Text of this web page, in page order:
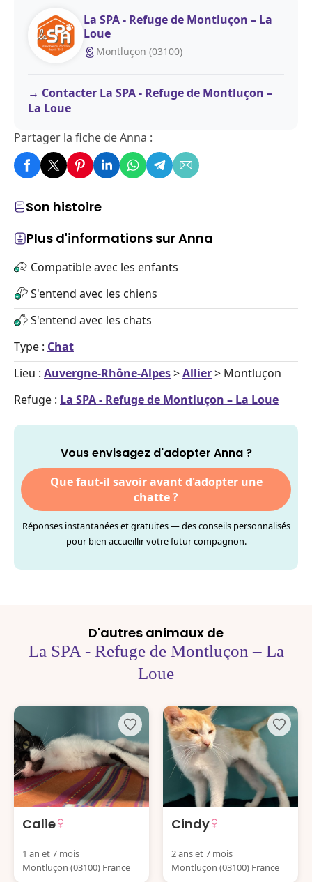
Son histoire
Plus d'informations sur Anna
Compatible avec les enfants
S'entend avec les chiens
S'entend avec les chats
Type : Chat
Lieu : Auvergne-Rhône-Alpes>Allier> Montluçon
Refuge : La SPA - Refuge de Montluçon – La Loue
Vous envisagez d'adopter Anna ?
Que faut-il savoir avant d'adopter une
chatte ?
Réponses instantanées et gratuites — des conseils personnalisés
pour bien accueillir votre futur compagnon.
La SPA - Refuge de Montluçon – La
Loue
Montluçon (03100)
Contacter La SPA - Refuge de Montluçon –
La Loue
Partager la fiche de Anna :
D'autres animaux de
La SPA - Refuge de Montluçon – La
Loue
Calie
1 an et 7 mois
Montluçon (03100) France
Cindy
2 ans et 7 mois
Montluçon (03100) France